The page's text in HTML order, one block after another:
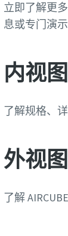
立即了解更
息或专门演
内视图
了解规格、
外视图
了解